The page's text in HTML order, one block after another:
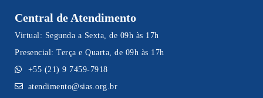
Central de Atendimento
Virtual: Segunda a Sexta, de 09h às 17h
Presencial: Terça e Quarta, de 09h às 17h
+55 (21) 9 7459-7918
atendimento@sias.org.br